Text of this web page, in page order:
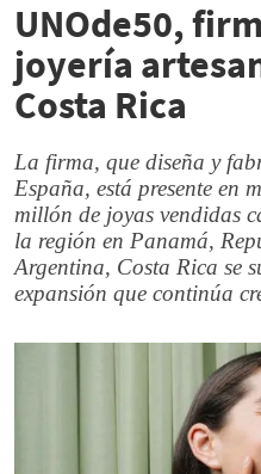
UNOde50,
joyería
Costa Rica
La firma, que diseña y
España, está presente en
millón de joyas vendidas
la región en Panamá,
Argentina, Costa Rica se
expansión que continúa